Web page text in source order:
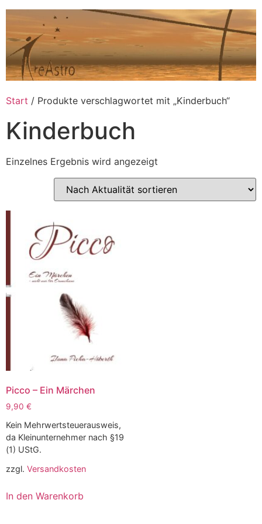
Zum
springen
Start / Produkte verschlagwortet mit „Kinderbuch“
Kinderbuch
Einzelnes Ergebnis wird angezeigt
Picco – Ein Märchen
9,90 €
Kein Mehrwertsteuerausweis,
da Kleinunternehmer nach §19
(1) UStG.
zzgl. Versandkosten
In den Warenkorb